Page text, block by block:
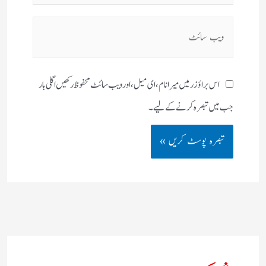
اس براؤزر میں میرا نام، ای میل، اور ویب سائٹ محفوظ رکھیں اگلی بار
جب میں تبصرہ کرنے کےلیے۔